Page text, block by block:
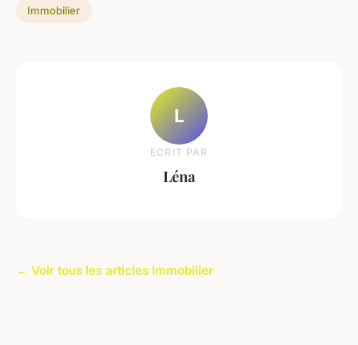
Immobilier
L
ECRIT PAR
Léna
← Voir tous les articles Immobilier